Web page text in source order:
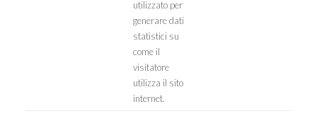
utilizzato per
generare dati
statistici su
come il
visitatore
utilizza il sito
internet.